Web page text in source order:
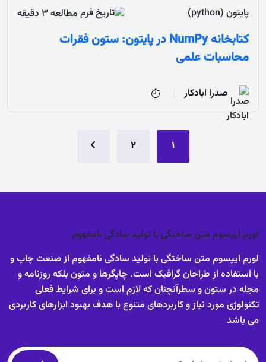
پایتون (python) مطالعه 3 دقیقه
کتابخانه NumPy در پایتون: ستون فقرات
محاسبات علمی
صدرا ابادکار
1
2
لورم ایپسوم متن ساختگی با تولید سادگی نامفهوم
لورم ایپسوم متن ساختگی با تولید سادگی نامفهوم از صنعت چاپ و
با استفاده از طراحان گرافیک است. چاپگرها و متون بلکه روزنامه و
مجله در ستون و سطرآنچنان که لازم است و برای شرایط فعلی
تکنولوژی مورد نیاز و کاربردهای متنوع با هدف بهبود ابزارهای کاربردی
می باشد